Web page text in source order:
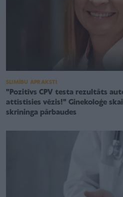
SLIMĪBU APRAKSTI
"Pozitīvs CPV testa rezultāts
attīstīsies vēzis!" Ginekoloģe
skrīninga pārbaudes